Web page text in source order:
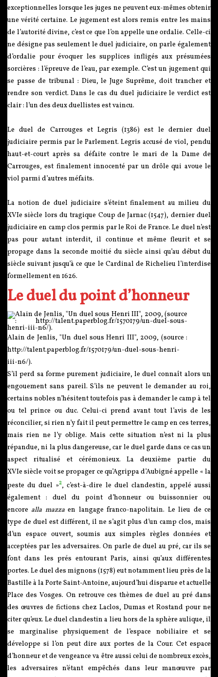
exceptionnelles lorsque les juges ne peuvent eux-mêmes obtenir
une vérité certaine. Le jugement est alors remis entre les mains
de l’autorité divine, c’est ce que l’on appelle une ordalie. Celle-ci
ne désigne pas seulement le duel judiciaire, on parle également
d’ordalie pour évoquer les supplices infligés aux présumées
sorcières : l’épreuve de l’eau, par exemple. C’est un jugement qui
se passe de tribunal : Dieu, le Juge Suprême, doit trancher et
rendre son verdict. Dans le cas du duel judiciaire le verdict est
clair : l’un des deux duellistes est vaincu.
Le duel de Carrouges et Legris (1386) est le dernier duel
judiciaire permis par le Parlement. Legris accusé de viol, pendu
haut-et-court après sa défaite contre le mari de la Dame de
Carrouges, est finalement innocenté par un drôle qui avoue le
viol parmi d’autres méfaits.
La notion de duel judiciaire s’éteint finalement au milieu du
XVIe siècle lors du tragique Coup de Jarnac (1547), dernier duel
judiciaire en camp clos permis par le Roi de France. Le duel n’est
pas pour autant interdit, il continue et même fleurit et se
propage dans la seconde moitié du siècle ainsi qu’au début du
siècle suivant jusqu’à ce que le Cardinal de Richelieu l’interdise
formellement en 1626.
Le duel du point d’honneur
Alain de Jenlis, "Un duel sous Henri III", 2009, (source :
http://talent.paperblog.fr/1570179/un-duel-sous-henri-
iii-n6/).
S’il perd sa forme purement judiciaire, le duel connaît alors un
engouement sans pareil. S’ils ne peuvent le demander au roi,
certains nobles n’hésitent toutefois pas à demander le camp à tel
ou tel prince ou duc. Celui-ci prend avant tout l’avis de les
réconcilier, si rien n’y fait il peut permettre le camp en ces terres,
mais rien ne l’y oblige. Mais cette situation n’est ni la plus
répandue, ni la plus dangereuse, car le duel garde dans ce cas un
aspect ritualisé et cérémonieux. La deuxième partie du
XVIe siècle voit se propager ce qu’Agrippa d’Aubigné appelle « la
peste du duel »2, c’est-à-dire le duel clandestin, appelé aussi
également : duel du point d’honneur ou buissonnier ou
encore alla mazzaen langage franco-napolitain. Le lieu de ce
type de duel est différent, il ne s’agit plus d’un camp clos, mais
d’un espace ouvert, soumis aux simples règles données et
acceptées par les adversaires. On parle de duel au pré, car ils se
font dans les prés entourant Paris, ainsi qu’aux différentes
portes. Le duel des mignons (1578) eut notamment lieu près de la
Bastille à la Porte Saint-Antoine, aujourd’hui disparue et actuelle
Place des Vosges. On retrouve ces thèmes de duel au pré dans
des œuvres de fictions chez Laclos, Dumas et Rostand pour ne
citer qu’eux. Le duel clandestin a lieu hors de la sphère aulique, il
se marginalise physiquement de l’espace nobiliaire et se
développe si l’on peut dire aux portes de la Cour. Cet espace
d’honneur et de vengeance va être aussi celui de nombreux excès,
les adversaires n’étant empêchés dans leur manœuvre par